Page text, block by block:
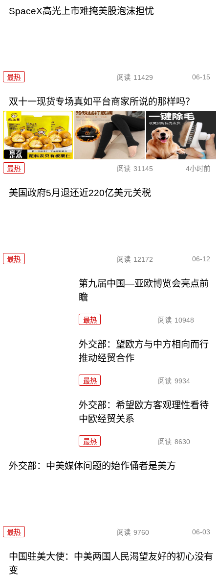
SpaceX高光上市难掩美股泡沫担忧
最热 阅读 11429 06-15
双十一现货专场真如平台商家所说的那样吗？
最热 阅读 31145 4小时前
美国政府5月退还近220亿美元关税
最热 阅读 12172 06-12
第九届中国—亚欧博览会亮点前
瞻
最热 阅读 10948
外交部：望欧方与中方相向而行
推动经贸合作
最热 阅读 9934
外交部：希望欧方客观理性看待
中欧经贸关系
最热 阅读 8630
外交部：中美媒体问题的始作俑者是美方
最热 阅读 9760 06-03
中国驻美大使：中美两国人民渴望友好的初心没有
变